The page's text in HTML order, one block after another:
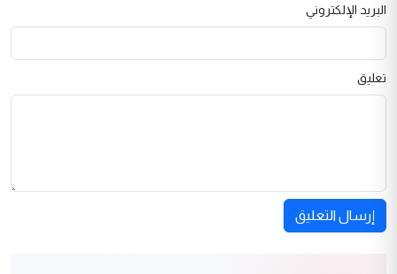
البريد الإلكتروني
تعليق
إرسال التعليق